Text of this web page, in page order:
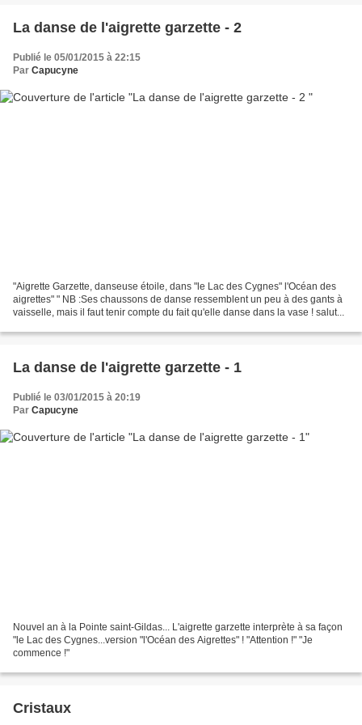
La danse de l'aigrette garzette - 2
Publié le 05/01/2015 à 22:15
Par Capucyne
"Aigrette Garzette, danseuse étoile, dans "le Lac des Cygnes" l'Océan des
aigrettes" " NB :Ses chaussons de danse ressemblent un peu à des gants à
vaisselle, mais il faut tenir compte du fait qu'elle danse dans la vase ! salut...
La danse de l'aigrette garzette - 1
Publié le 03/01/2015 à 20:19
Par Capucyne
Nouvel an à la Pointe saint-Gildas... L'aigrette garzette interprète à sa façon
"le Lac des Cygnes...version "l'Océan des Aigrettes" ! "Attention !" "Je
commence !"
Cristaux